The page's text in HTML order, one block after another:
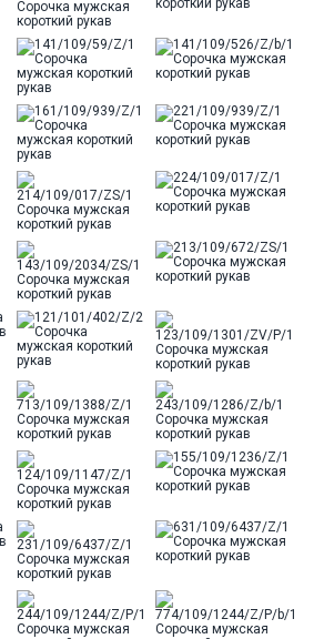
стандартный, слева, накладной
Прямой силуэт / Сlassic fit